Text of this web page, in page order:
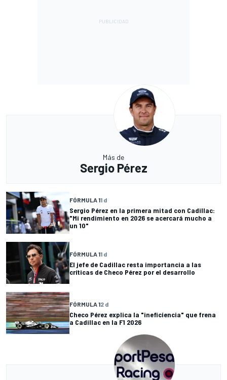
Más de
Sergio Pérez
FÓRMULA 11 d
Sergio Pérez en la primera mitad con Cadillac:
"Mi rendimiento en 2026 se acercará mucho a
un 10"
FÓRMULA 11 d
El jefe de Cadillac resta importancia a las
críticas de Checo Pérez por el desarrollo
FÓRMULA 12 d
Checo Pérez explica la "ineficiencia" que frena
a Cadillac en la F1 2026